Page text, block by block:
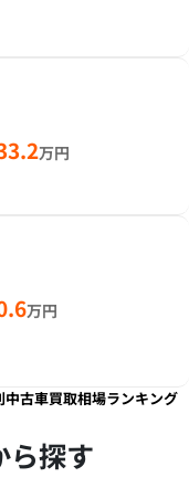
万円
万円
中古車買取相場ランキング
ら探す